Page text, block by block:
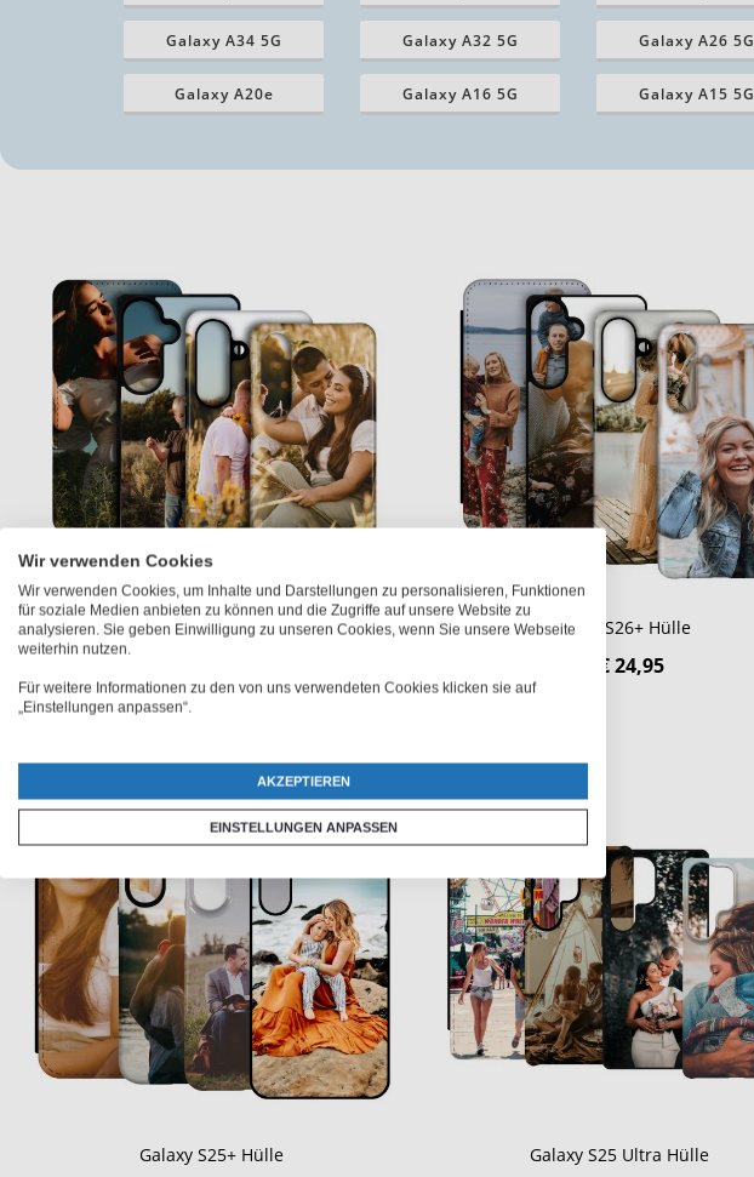
Galaxy A34 5G Galaxy A32 5G Galaxy A26 5G
Galaxy A20e Galaxy A16 5G Galaxy A15 5G
Galaxy S26 Hülle Galaxy S26+ Hülle
€ 24,95
Galaxy S25+ Hülle Galaxy S25 Ultra Hülle
Wir verwenden Cookies
Wir verwenden Cookies, um Inhalte und Darstellungen zu personalisieren, Funktionen
für soziale Medien anbieten zu können und die Zugriffe auf unsere Website zu
analysieren. Sie geben Einwilligung zu unseren Cookies, wenn Sie unsere Webseite
weiterhin nutzen.
Für weitere Informationen zu den von uns verwendeten Cookies klicken sie auf
„Einstellungen anpassen“.
AKZEPTIEREN
EINSTELLUNGEN ANPASSEN